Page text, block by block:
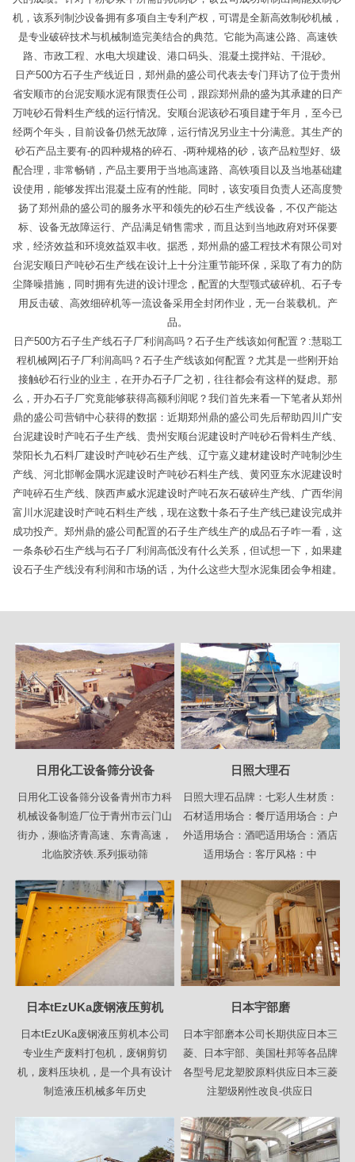
机，该系列制沙设备拥有多项自主专利产权，可谓是全新高效制砂机械，
是专业破碎技术与机械制造完美结合的典范。它能为高速公路、高速铁
路、市政工程、水电大坝建设、港口码头、混凝土搅拌站、干混砂。
日产500方石子生产线近日，郑州鼎的盛公司代表去专门拜访了位于贵州
省安顺市的台泥安顺水泥有限责任公司，跟踪郑州鼎的盛为其承建的日产
万吨砂石骨料生产线的运行情况。安顺台泥该砂石项目建于年月，至今已
经两个年头，目前设备仍然无故障，运行情况另业主十分满意。其生产的
砂石产品主要有-的四种规格的碎石、-两种规格的砂，该产品粒型好、级
配合理，非常畅销，产品主要用于当地高速路、高铁项目以及当地基础建
设使用，能够发挥出混凝土应有的性能。同时，该安项目负责人还高度赞
扬了郑州鼎的盛公司的服务水平和领先的砂石生产线设备，不仅产能达
标、设备无故障运行、产品满足销售需求，而且达到当地政府对环保要
求，经济效益和环境效益双丰收。据悉，郑州鼎的盛工程技术有限公司对
台泥安顺日产吨砂石生产线在设计上十分注重节能环保，采取了有力的防
尘降噪措施，同时拥有先进的设计理念，配置的大型颚式破碎机、石子专
用反击破、高效细碎机等一流设备采用全封闭作业，无一台装载机。产
品。
日产500方石子生产线石子厂利润高吗？石子生产线该如何配置？:慧聪工
程机械网|石子厂利润高吗？石子生产线该如何配置？尤其是一些刚开始
接触砂石行业的业主，在开办石子厂之初，往往都会有这样的疑虑。那
么，开办石子厂究竟能够获得高额利润呢？我们首先来看一下笔者从郑州
鼎的盛公司营销中心获得的数据：近期郑州鼎的盛公司先后帮助四川广安
台泥建设时产吨石子生产线、贵州安顺台泥建设时产吨砂石骨料生产线、
荥阳长九石料厂建设时产吨砂石生产线、辽宁嘉义建材建设时产吨制沙生
产线、河北邯郸金隅水泥建设时产吨砂石料生产线、黄冈亚东水泥建设时
产吨碎石生产线、陕西声威水泥建设时产吨石灰石破碎生产线、广西华润
富川水泥建设时产吨石料生产线，现在这数十条石子生产线已建设完成并
成功投产。郑州鼎的盛公司配置的石子生产线生产的成品石子咋一看，这
一条条砂石生产线与石子厂利润高低没有什么关系，但试想一下，如果建
设石子生产线没有利润和市场的话，为什么这些大型水泥集团会争相建。
日用化工设备筛分设备
日用化工设备筛分设备青州市力科
机械设备制造厂位于青州市云门山
街办，濒临济青高速、东青高速，
北临胶济铁.系列振动筛
日照大理石
日照大理石品牌：七彩人生材质：
石材适用场合：餐厅适用场合：户
外适用场合：酒吧适用场合：酒店
适用场合：客厅风格：中
日本tEzUKa废钢液压剪机
日本tEzUKa废钢液压剪机本公司
专业生产废料打包机，废钢剪切
机，废料压块机，是一个具有设计
制造液压机械多年历史
日本宇部磨
日本宇部磨本公司长期供应日本三
菱、日本宇部、美国杜邦等各品牌
各型号尼龙塑胶原料供应日本三菱
注塑级刚性改良-供应日